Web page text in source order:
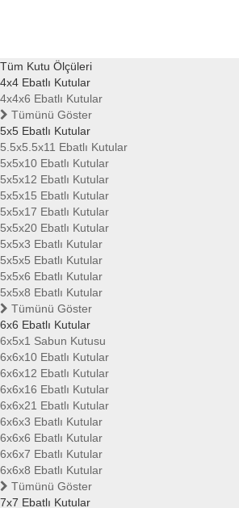
Tüm Kutu Ölçüleri
4x4 Ebatlı Kutular
4x4x6 Ebatlı Kutular
Tümünü Göster
5x5 Ebatlı Kutular
5.5x5.5x11 Ebatlı Kutular
5x5x10 Ebatlı Kutular
5x5x12 Ebatlı Kutular
5x5x15 Ebatlı Kutular
5x5x17 Ebatlı Kutular
5x5x20 Ebatlı Kutular
5x5x3 Ebatlı Kutular
5x5x5 Ebatlı Kutular
5x5x6 Ebatlı Kutular
5x5x8 Ebatlı Kutular
Tümünü Göster
6x6 Ebatlı Kutular
6x5x1 Sabun Kutusu
6x6x10 Ebatlı Kutular
6x6x12 Ebatlı Kutular
6x6x16 Ebatlı Kutular
6x6x21 Ebatlı Kutular
6x6x3 Ebatlı Kutular
6x6x6 Ebatlı Kutular
6x6x7 Ebatlı Kutular
6x6x8 Ebatlı Kutular
Tümünü Göster
7x7 Ebatlı Kutular